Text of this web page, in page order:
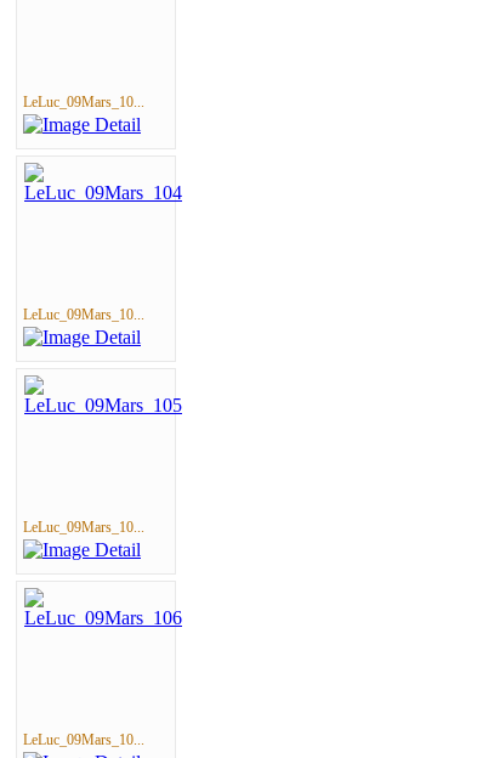
LeLuc_09Mars_10...
LeLuc_09Mars_10...
LeLuc_09Mars_10...
LeLuc_09Mars_10...